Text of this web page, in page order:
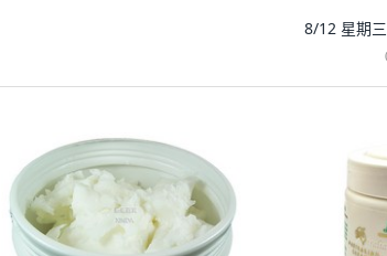
8/12 星期三
(